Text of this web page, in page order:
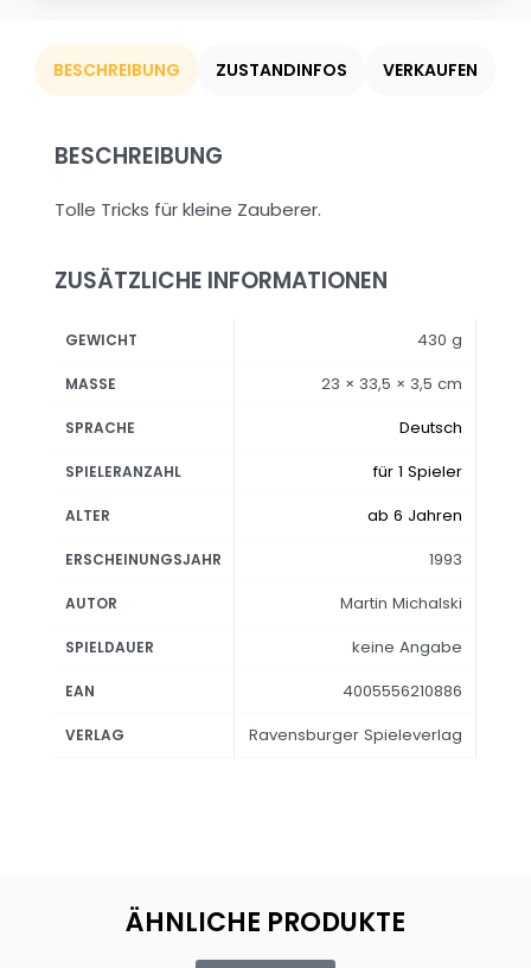
BESCHREIBUNG ZUSTANDINFOS VERKAUFEN
BESCHREIBUNG
Tolle Tricks für kleine Zauberer.
ZUSÄTZLICHE INFORMATIONEN
GEWICHT 430 g
MASSE 23 × 33,5 × 3,5 cm
SPRACHE Deutsch
SPIELERANZAHL für 1 Spieler
ALTER ab 6 Jahren
ERSCHEINUNGSJAHR 1993
AUTOR Martin Michalski
SPIELDAUER keine Angabe
EAN 4005556210886
VERLAG Ravensburger Spieleverlag
ÄHNLICHE PRODUKTE